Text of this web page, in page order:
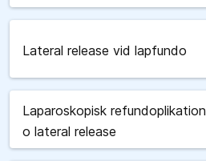
Lateral release vid lapfundo
Laparoskopisk
o lateral release